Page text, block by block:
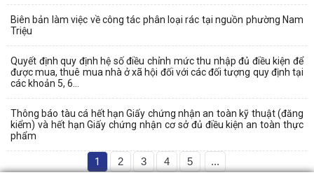
Biên bản làm việc về công tác phân loại rác tại nguồn phường Nam
Triệu
Quyết định quy định hệ số điều chỉnh mức thu nhập đủ điều kiện để
được mua, thuê mua nhà ở xã hội đối với các đối tượng quy định tại
các khoản 5, 6...
Thông báo tàu cá hết hạn Giấy chứng nhận an toàn kỹ thuật (đăng
kiểm) và hết hạn Giấy chứng nhận cơ sở đủ điều kiện an toàn thực
phẩm
1 2 3 4 5 ...